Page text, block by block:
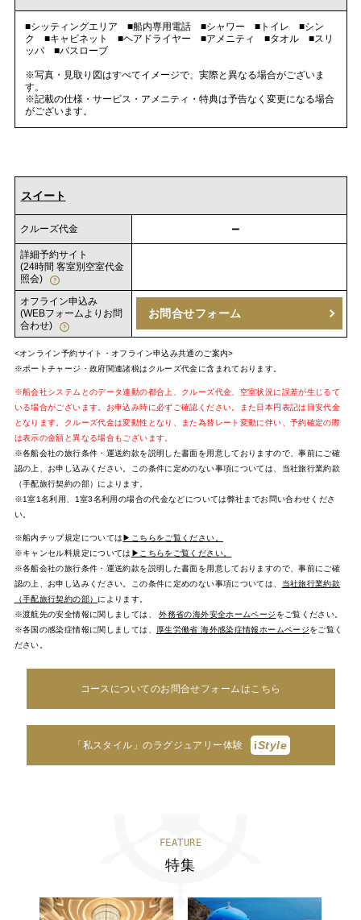
■シッティングエリア ■船内専用電話 ■シャワー ■トイレ ■シン
ク ■キャビネット ■ヘアドライヤー ■アメニティ ■タオル ■スリ
ッパ ■バスローブ
※写真・見取り図はすべてイメージで、実際と異なる場合がございま
す。
※記載の仕様・サービス・アメニティ・特典は予告なく変更になる場合
がございます。
スイート
クルーズ代金 －
詳細予約サイト
(24時間 客室別空室代金
照会)
オフライン申込み
(WEBフォームよりお問
合わせ)
お問合せフォーム
<オンライン予約サイト・オフライン申込み共通のご案内>
※ポートチャージ・政府関連諸税はクルーズ代金に含まれております。
※船会社システムとのデータ連動の都合上、クルーズ代金、空室状況に誤差が生じるて
いる場合がございます。お申込み時に必ずご確認ください。また日本円表記は目安代金
となります。クルーズ代金は変動性となり、また為替レート変動に伴い、予約確定の際
は表示の金額と異なる場合もございます。
※各船会社の旅行条件・運送約款を説明した書面を用意しておりますので、事前にご確
認の上、お申し込みください。この条件に定めのない事項については、当社旅行業約款
（手配旅行契約の部）によります。
※1室1名利用、1室3名利用の場合の代金などについては弊社までお問い合わせくださ
い。
※船内チップ規定については▶こちらをご覧ください。
※キャンセル料規定については ▶こちらをご覧ください。
※各船会社の旅行条件・運送約款を説明した書面を用意しておりますので、事前にご確
認の上、お申し込みください。この条件に定めのない事項については、
当社旅行業約款
（手配旅行契約の部） によります。
※渡航先の安全情報に関しましては、外務省の海外安全ホームページ をご覧ください。
※各国の感染症情報に関しましては、
厚生労働省 海外感染症情報ホームページをご覧く
ださい。
コースについてのお問合せフォームはこちら
「私スタイル」のラグジュアリー体験 iStyle
FEATURE
特集